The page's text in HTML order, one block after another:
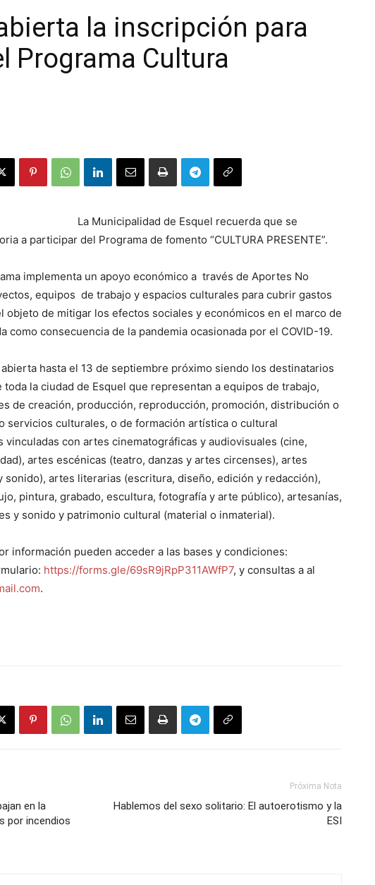
la inscripción para
Programa Cultura
La Municipalidad de Esquel recuerda que se
a participar del Programa de fomento “CULTURA PRESENTE”.
implementa un apoyo económico a través de Aportes No
equipos de trabajo y espacios culturales para cubrir gastos
objeto de mitigar los efectos sociales y económicos en el marco de
como consecuencia de la pandemia ocasionada por el COVID-19.
hasta el 13 de septiembre próximo siendo los destinatarios
la ciudad de Esquel que representan a equipos de trabajo,
de creación, producción, reproducción, promoción, distribución o
servicios culturales, o de formación artística o cultural
vinculadas con artes cinematográficas y audiovisuales (cine,
artes escénicas (teatro, danzas y artes circenses), artes
sonido), artes literarias (escritura, diseño, edición y redacción),
pintura, grabado, escultura, fotografía y arte público), artesanías,
y sonido y patrimonio cultural (material o inmaterial).
información pueden acceder a las bases y condiciones:
https://forms.gle/69sR9jRpP311AWfP7, y consultas a al
.
en la
por incendios
Próxima Nota
Hablemos del sexo solitario: El autoerotismo y la
ESI